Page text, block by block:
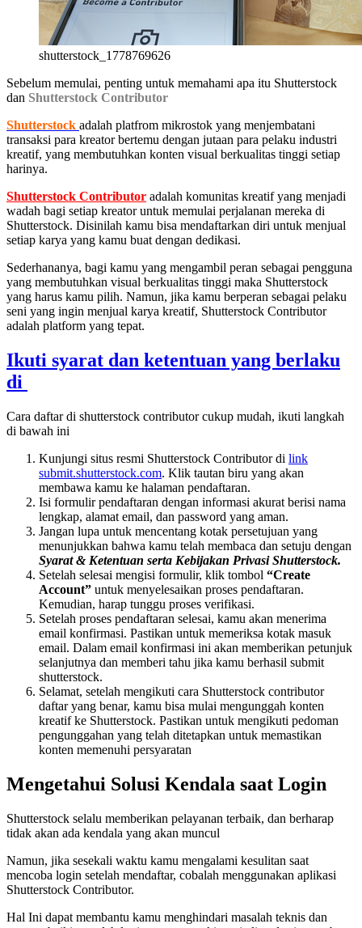
shutterstock_1778769626
Sebelum memulai, penting untuk memahami apa itu Shutterstock
dan Shutterstock Contributor
Shutterstock adalah platfrom mikrostok yang menjembatani
transaksi para kreator bertemu dengan jutaan para pelaku industri
kreatif, yang membutuhkan konten visual berkualitas tinggi setiap
harinya.
Shutterstock Contributor adalah komunitas kreatif yang menjadi
wadah bagi setiap kreator untuk memulai perjalanan mereka di
Shutterstock. Disinilah kamu bisa mendaftarkan diri untuk menjual
setiap karya yang kamu buat dengan dedikasi.
Sederhananya, bagi kamu yang mengambil peran sebagai pengguna
yang membutuhkan visual berkualitas tinggi maka Shutterstock
yang harus kamu pilih. Namun, jika kamu berperan sebagai pelaku
seni yang ingin menjual karya kreatif, Shutterstock Contributor
adalah platform yang tepat.
Ikuti syarat dan ketentuan yang berlaku
di
Cara daftar di shutterstock contributor cukup mudah, ikuti langkah
di bawah ini
Kunjungi situs resmi Shutterstock Contributor di link
submit.shutterstock.com. Klik tautan biru yang akan
membawa kamu ke halaman pendaftaran.
Isi formulir pendaftaran dengan informasi akurat berisi nama
lengkap, alamat email, dan password yang aman.
Jangan lupa untuk mencentang kotak persetujuan yang
menunjukkan bahwa kamu telah membaca dan setuju dengan
Syarat & Ketentuan serta Kebijakan Privasi Shutterstock.
Setelah selesai mengisi formulir, klik tombol “Create
Account” untuk menyelesaikan proses pendaftaran.
Kemudian, harap tunggu proses verifikasi.
Setelah proses pendaftaran selesai, kamu akan menerima
email konfirmasi. Pastikan untuk memeriksa kotak masuk
email. Dalam email konfirmasi ini akan memberikan petunjuk
selanjutnya dan memberi tahu jika kamu berhasil submit
shutterstock.
Selamat, setelah mengikuti cara Shutterstock contributor
daftar yang benar, kamu bisa mulai mengunggah konten
kreatif ke Shutterstock. Pastikan untuk mengikuti pedoman
pengunggahan yang telah ditetapkan untuk memastikan
konten memenuhi persyaratan
Mengetahui Solusi Kendala saat Login
Shutterstock selalu memberikan pelayanan terbaik, dan berharap
tidak akan ada kendala yang akan muncul
Namun, jika sesekali waktu kamu mengalami kesulitan saat
mencoba login setelah mendaftar, cobalah menggunakan aplikasi
Shutterstock Contributor.
Hal Ini dapat membantu kamu menghindari masalah teknis dan